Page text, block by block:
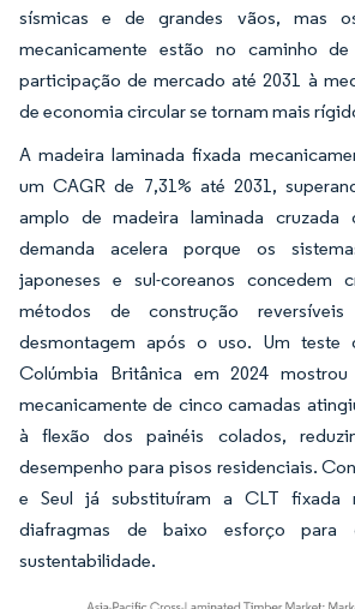
sísmicas e de grandes vãos, mas
mecanicamente estão no caminho
participação de mercado até 2031 à
de economia circular se tornam mais
A madeira laminada fixada
um CAGR de 7,31% até 2031,
amplo de madeira laminada cruzada
demanda acelera porque os
japoneses e sul-coreanos concedem
métodos de construção
desmontagem após o uso. Um teste
Colúmbia Britânica em 2024
mecanicamente de cinco camadas
à flexão dos painéis colados,
desempenho para pisos residenciais.
e Seul já substituíram a CLT fixada
diafragmas de baixo esforço para
sustentabilidade.